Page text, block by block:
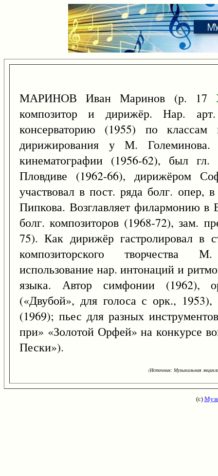
МАРИНОВ Иван Маринов (р. 17
композитор и дирижёр. Нар.
консерваторию (1955) по
дирижирования у М. Големинова.
кинематографии (1956-62), был
Пловдиве (1962-66), дирижёром
участвовал в пост. ряда болг. опер,
Пипкова. Возглавляет филармонию в
болг. композиторов (1968-72), зам.
75). Как дирижёр гастролировал в
композиторского творчества
использование нар. интонаций и
языка. Автор симфонии (1962),
(«Двубой», для голоса с орк.,
(1969); пьес для разных
при» «Золотой Орфей» на конкурсе
Пески»).
(Источник: Музыкальная
(с)